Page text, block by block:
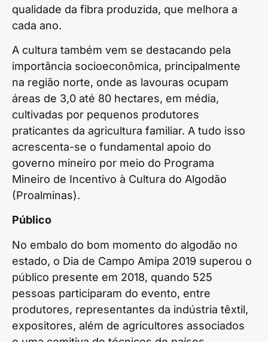
qualidade da fibra produzida, que melhora a
cada ano.
A cultura também vem se destacando pela
importância socioeconômica, principalmente
na região norte, onde as lavouras ocupam
áreas de 3,0 até 80 hectares, em média,
cultivadas por pequenos produtores
praticantes da agricultura familiar. A tudo isso
acrescenta-se o fundamental apoio do
governo mineiro por meio do Programa
Mineiro de Incentivo à Cultura do Algodão
(Proalminas).
Público
No embalo do bom momento do algodão no
estado, o Dia de Campo Amipa 2019 superou o
público presente em 2018, quando 525
pessoas participaram do evento, entre
produtores, representantes da indústria têxtil,
expositores, além de agricultores associados